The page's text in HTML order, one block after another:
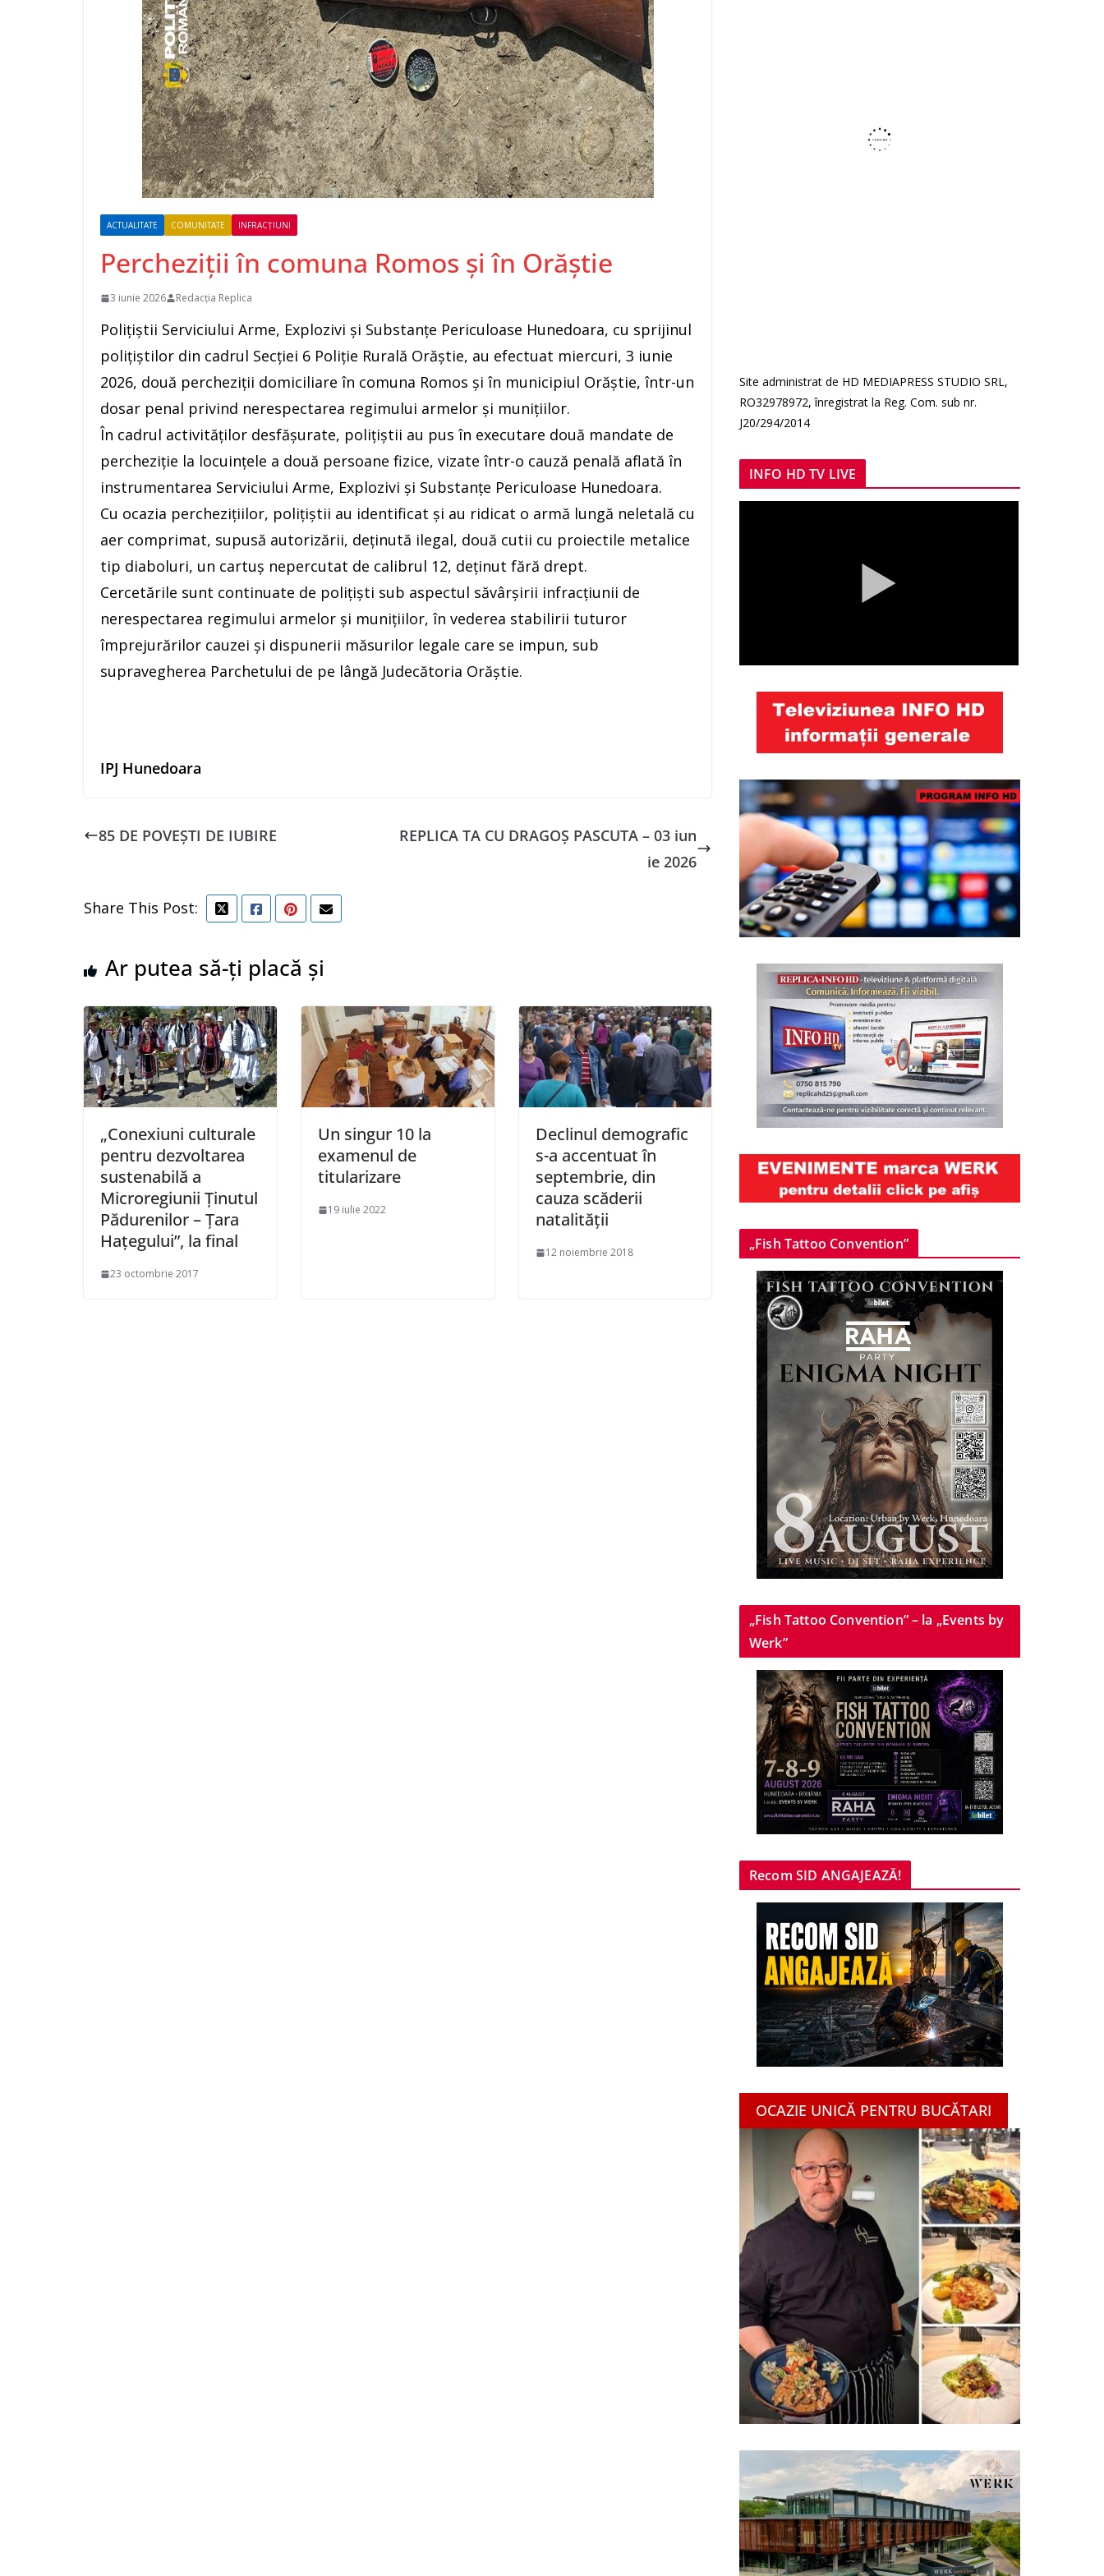
ACTUALITATE COMUNITATE INFRACȚIUNI
Percheziții în comuna Romos și în Orăștie
3 iunie 2026 Redacția Replica
Polițiștii Serviciului Arme, Explozivi și Substanțe Periculoase Hunedoara, cu sprijinul
polițiștilor din cadrul Secției 6 Poliție Rurală Orăștie, au efectuat miercuri, 3 iunie
2026, două percheziții domiciliare în comuna Romos și în municipiul Orăștie, într-un
dosar penal privind nerespectarea regimului armelor și munițiilor.
În cadrul activităților desfășurate, polițiștii au pus în executare două mandate de
percheziție la locuințele a două persoane fizice, vizate într-o cauză penală aflată în
instrumentarea Serviciului Arme, Explozivi și Substanțe Periculoase Hunedoara.
Cu ocazia perchezițiilor, polițiștii au identificat și au ridicat o armă lungă neletală cu
aer comprimat, supusă autorizării, deținută ilegal, două cutii cu proiectile metalice
tip diaboluri, un cartuș nepercutat de calibrul 12, deținut fără drept.
Cercetările sunt continuate de polițiști sub aspectul săvârșirii infracțiunii de
nerespectarea regimului armelor și munițiilor, în vederea stabilirii tuturor
împrejurărilor cauzei și dispunerii măsurilor legale care se impun, sub
supravegherea Parchetului de pe lângă Judecătoria Orăștie.
IPJ Hunedoara
85 DE POVEȘTI DE IUBIRE
REPLICA TA CU DRAGOȘ PASCUTA – 03 iun
ie 2026
Share This Post:
Ar putea să-ți placă și
„Conexiuni culturale
pentru dezvoltarea
sustenabilă a
Microregiunii Ţinutul
Pădurenilor – Ţara
Haţegului”, la final
23 octombrie 2017
Un singur 10 la
examenul de
titularizare
19 iulie 2022
Declinul demografic
s-a accentuat în
septembrie, din
cauza scăderii
natalităţii
12 noiembrie 2018
Site administrat de HD MEDIAPRESS STUDIO SRL,
RO32978972, înregistrat la Reg. Com. sub nr.
J20/294/2014
INFO HD TV LIVE
„Fish Tattoo Convention”
„Fish Tattoo Convention” – la „Events by
Werk”
Recom SID ANGAJEAZĂ!
OCAZIE UNICĂ PENTRU BUCĂTARI